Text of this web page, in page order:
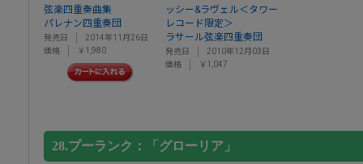
弦楽四重奏曲集
パレナン四重奏団
発売日
2014年11月26日
価格
￥1,980
ッシー&ラヴェル＜タワー
レコード限定＞
ラサール弦楽四重奏団
発売日
2010年12月03日
価格
￥1,047
28.プーランク：「グローリア」